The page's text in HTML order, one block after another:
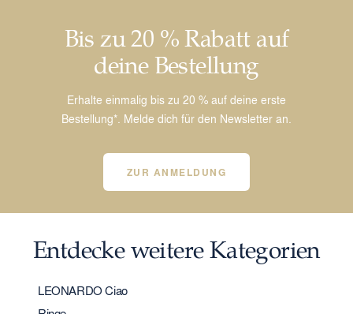
Bis zu 20 % Rabatt auf
deine Bestellung
Erhalte einmalig bis zu 20 % auf deine erste
Bestellung*. Melde dich für den Newsletter an.
ZUR ANMELDUNG
Entdecke weitere Kategorien
LEONARDO Ciao